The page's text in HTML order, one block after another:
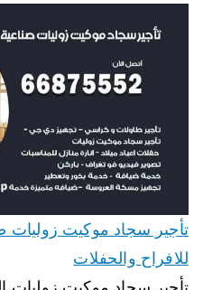
للافراح والحفلات